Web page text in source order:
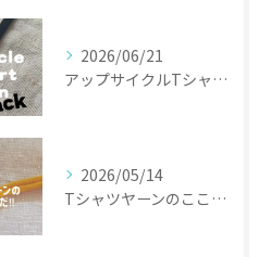
2026/06/21
アップサイクルTシャツヤーン
2026/05/14
Tシャツヤーンのここが嫌だ